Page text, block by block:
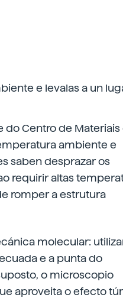
e levalas a un
do Centro de Materiais
ambiente e
saben desprazar os
requirir altas
romper a estrutura
molecular:
e a punta do
o microscopio
aproveita o efecto